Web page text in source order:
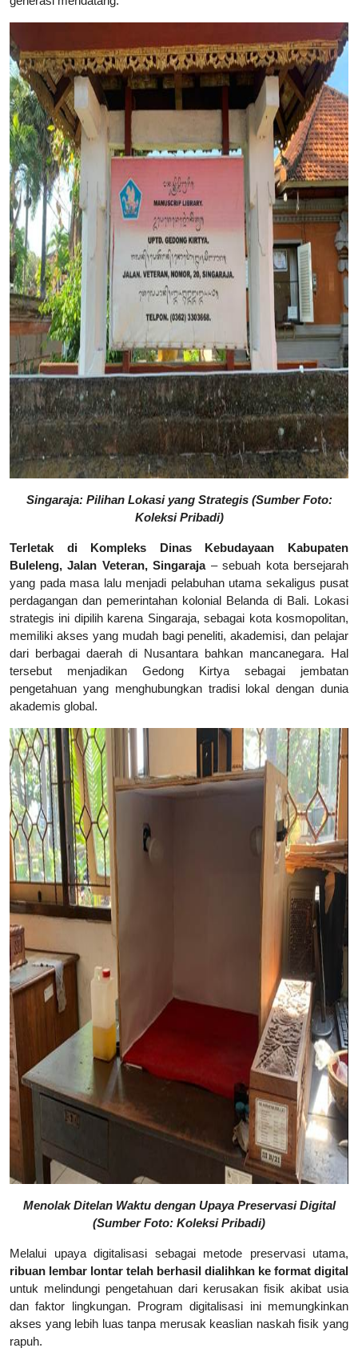
Singaraja: Pilihan Lokasi yang Strategis (Sumber Foto:
Koleksi Pribadi)
Terletak di Kompleks Dinas Kebudayaan Kabupaten
Buleleng, Jalan Veteran, Singaraja– sebuah kota bersejarah
yang pada masa lalu menjadi pelabuhan utama sekaligus pusat
perdagangan dan pemerintahan kolonial Belanda di Bali. Lokasi
strategis ini dipilih karena Singaraja, sebagai kota kosmopolitan,
memiliki akses yang mudah bagi peneliti, akademisi, dan pelajar
dari berbagai daerah di Nusantara bahkan mancanegara. Hal
tersebut menjadikan Gedong Kirtya sebagai jembatan
pengetahuan yang menghubungkan tradisi lokal dengan dunia
akademis global.
Menolak Ditelan Waktu dengan Upaya Preservasi Digital
(Sumber Foto: Koleksi Pribadi)
Melalui upaya digitalisasi sebagai metode preservasi utama,
ribuan lembar lontar telah berhasil dialihkan ke format digital
untuk melindungi pengetahuan dari kerusakan fisik akibat usia
dan faktor lingkungan. Program digitalisasi ini memungkinkan
akses yang lebih luas tanpa merusak keaslian naskah fisik yang
rapuh.